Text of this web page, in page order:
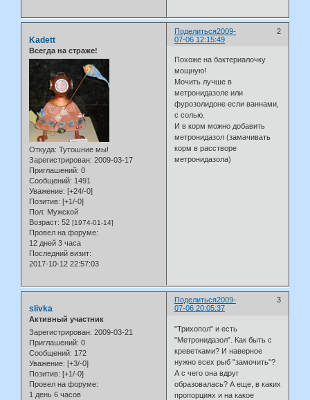
Поделиться 2
2009-
07-06 12:15:49
Kadett
Всегда на страже!
Откуда: Тутошние мы!
Зарегистрирован: 2009-03-17
Приглашений: 0
Сообщений: 1491
Уважение: [+24/-0]
Позитив: [+1/-0]
Пол: Мужской
Возраст: 52 [1974-01-14]
Провел на форуме:
12 дней 3 часа
Последний визит:
2017-10-12 22:57:03
Похоже на бактериалочку
мощную!
Мочить лучше в
метронидазоле или
фурозолидоне если ваннами,
с солью.
И в корм можно добавить
метронидазол (замачивать
корм в расстворе
метронидазола)
Поделиться 3
2009-
07-06 20:05:37
slivka
Активный участник
Зарегистрирован: 2009-03-21
Приглашений: 0
Сообщений: 172
Уважение: [+3/-0]
Позитив: [+1/-0]
Провел на форуме:
1 день 6 часов
"Трихопол" и есть
"Метронидазол". Как быть с
креветками? И наверное
нужно всех рыб "замочить"?
А с чего она вдруг
образовалась? А еще, в каких
пропорциях и на какое